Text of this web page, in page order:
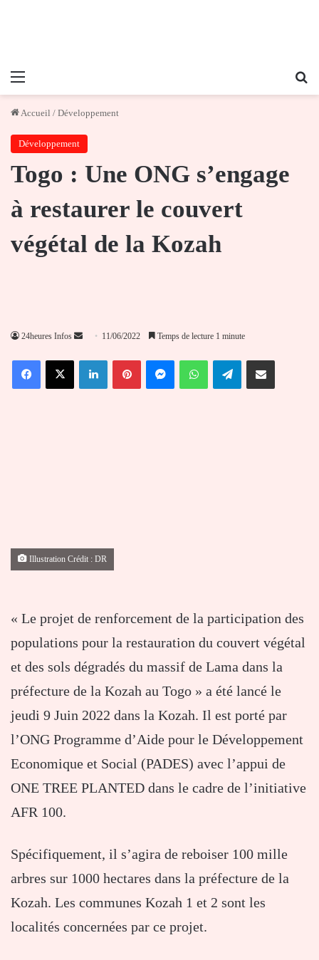
Menu
Accueil / Développement
Développement
Togo : Une ONG s’engage
à restaurer le couvert
végétal de la Kozah
24heures Infos
Envoyer
courriel
11/06/2022 Temps de lecture 1 minute
FacebookX LinkedinPinterestMessengerWhatsAppTelegramPartager par email
Illustration Crédit : DR
« Le projet de renforcement de la participation des
populations pour la restauration du couvert végétal
et des sols dégradés du massif de Lama dans la
préfecture de la Kozah au Togo » a été lancé le
jeudi 9 Juin 2022 dans la Kozah. Il est porté par
l’ONG Programme d’Aide pour le Développement
Economique et Social (PADES) avec l’appui de
ONE TREE PLANTED dans le cadre de l’initiative
AFR 100.
Spécifiquement, il s’agira de reboiser 100 mille
arbres sur 1000 hectares dans la préfecture de la
Kozah. Les communes Kozah 1 et 2 sont les
localités concernées par ce projet.